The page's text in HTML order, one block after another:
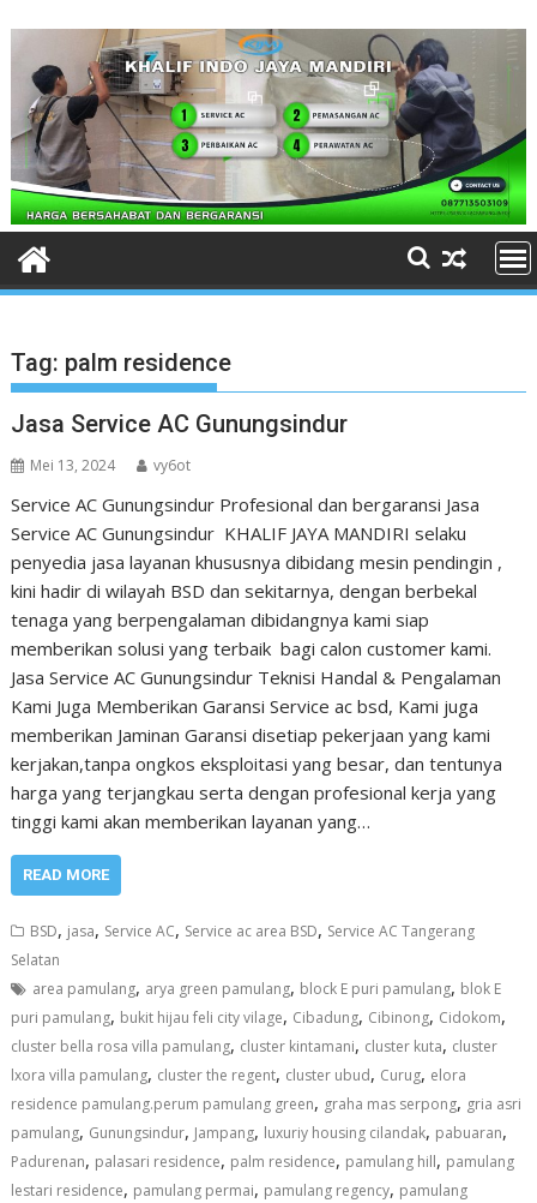
content
Tag: palm residence
Jasa Service AC Gunungsindur
Mei 13, 2024 vy6ot
Service AC Gunungsindur Profesional dan bergaransi Jasa
Service AC Gunungsindur KHALIF JAYA MANDIRI selaku
penyedia jasa layanan khususnya dibidang mesin pendingin ,
kini hadir di wilayah BSD dan sekitarnya, dengan berbekal
tenaga yang berpengalaman dibidangnya kami siap
memberikan solusi yang terbaik bagi calon customer kami.
Jasa Service AC Gunungsindur Teknisi Handal & Pengalaman
Kami Juga Memberikan Garansi Service ac bsd, Kami juga
memberikan Jaminan Garansi disetiap pekerjaan yang kami
kerjakan,tanpa ongkos eksploitasi yang besar, dan tentunya
harga yang terjangkau serta dengan profesional kerja yang
tinggi kami akan memberikan layanan yang…
READ MORE
BSD, jasa, Service AC, Service ac area BSD, Service AC Tangerang
Selatan
area pamulang, arya green pamulang, block E puri pamulang, blok E
puri pamulang, bukit hijau feli city vilage, Cibadung, Cibinong, Cidokom,
cluster bella rosa villa pamulang, cluster kintamani, cluster kuta, cluster
lxora villa pamulang, cluster the regent, cluster ubud, Curug, elora
residence pamulang.perum pamulang green, graha mas serpong, gria asri
pamulang, Gunungsindur, Jampang, luxuriy housing cilandak, pabuaran,
Padurenan, palasari residence, palm residence, pamulang hill, pamulang
lestari residence, pamulang permai, pamulang regency, pamulang